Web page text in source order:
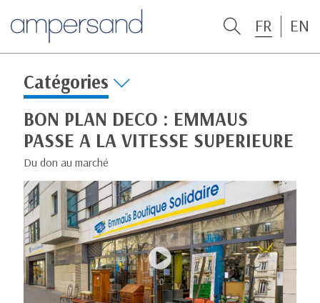
FR EN
Catégories
BON PLAN DECO : EMMAUS
PASSE A LA VITESSE SUPERIEURE
Du don au marché